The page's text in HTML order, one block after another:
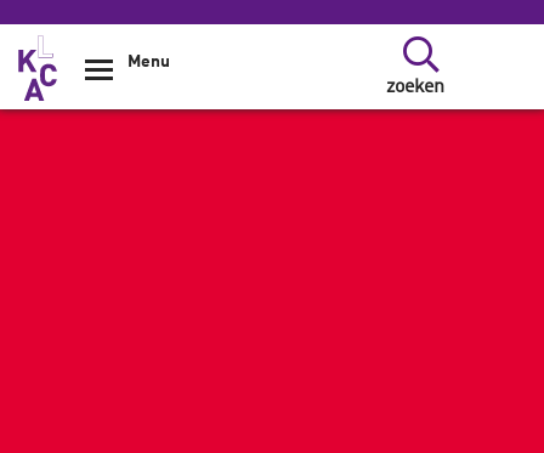
Overslaan en naar de inhoud gaan
zoeken
Menu